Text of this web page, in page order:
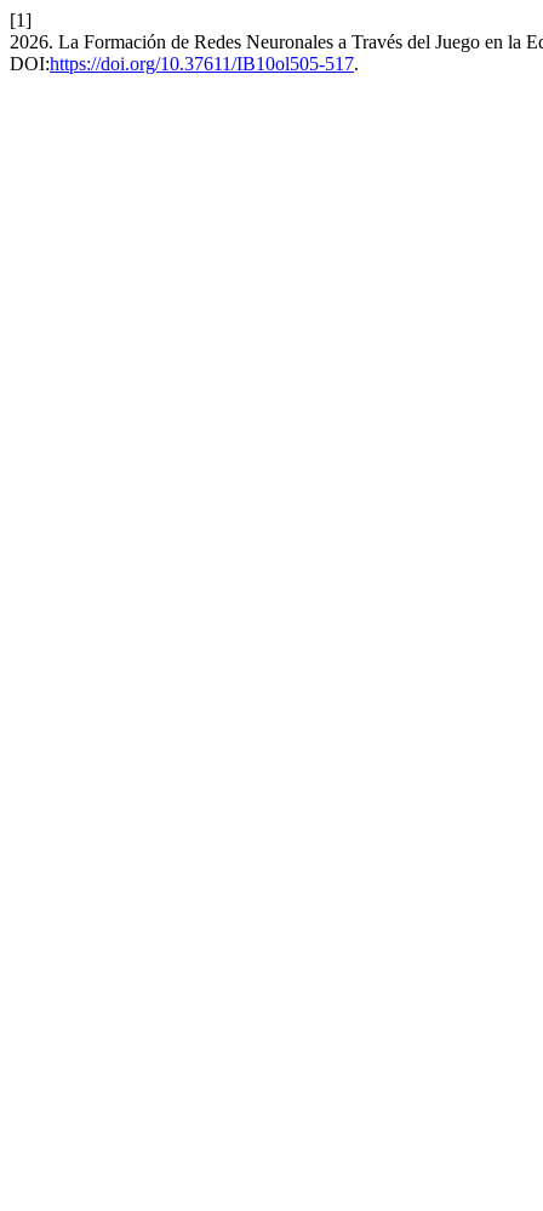
[1]
2026. La Formación de Redes Neuronales a Través del Juego en la
DOI:https://doi.org/10.37611/IB10ol505-517.